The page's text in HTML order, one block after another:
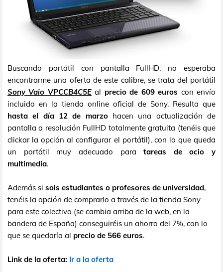
Buscando portátil con pantalla FullHD, no esperaba
encontrarme una oferta de este calibre, se trata del portátil
Sony Vaio VPCCB4C5Eal precio de 609 euros con envío
incluido en la tienda online oficial de Sony. Resulta que
hasta el día 12 de marzohacen una actualización de
pantalla a resolución FullHD totalmente gratuita (tenéis que
clickar la opción al configurar el portátil), con lo que queda
un portátil muy adecuado paratareas de ocio y
multimedia.
Además si sois estudiantes o profesores de universidad,
tenéis la opción de comprarlo a través de la tienda Sony
para este colectivo (se cambia arriba de la web, en la
bandera de España) conseguiréis un ahorro del 7%, con lo
que se quedaría al precio de 566 euros.
Link de la oferta: Ir a la oferta